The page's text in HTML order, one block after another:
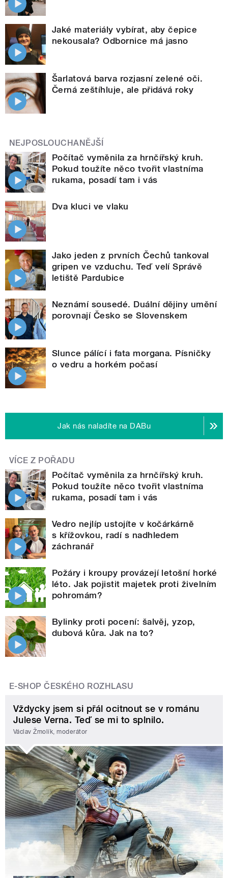
Jaké materiály vybírat, aby čepice
nekousala? Odbornice má jasno
Šarlatová barva rozjasní zelené oči.
Černá zeštíhluje, ale přidává roky
NEJPOSLOUCHANĚJŠÍ
Počítač vyměnila za hrnčířský kruh.
Pokud toužíte něco tvořit vlastníma
rukama, posadí tam i vás
Dva kluci ve vlaku
Jako jeden z prvních Čechů tankoval
gripen ve vzduchu. Teď velí Správě
letiště Pardubice
Neznámí sousedé. Duální dějiny umění
porovnají Česko se Slovenskem
Slunce pálící i fata morgana. Písničky
o vedru a horkém počasí
Jak nás naladíte na DABu
VÍCE Z POŘADU
Počítač vyměnila za hrnčířský kruh.
Pokud toužíte něco tvořit vlastníma
rukama, posadí tam i vás
Vedro nejlíp ustojíte v kočárkárně
s křížovkou, radí s nadhledem
záchranář
Požáry i kroupy provázejí letošní horké
léto. Jak pojistit majetek proti živelním
pohromám?
Bylinky proti pocení: šalvěj, yzop,
dubová kůra. Jak na to?
E-SHOP ČESKÉHO ROZHLASU
Vždycky jsem si přál ocitnout se v románu
Julese Verna. Teď se mi to splnilo.
Václav Žmolík, moderátor